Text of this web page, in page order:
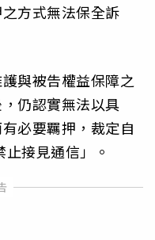
方式無法保全訴
與被告權益保障之
仍認實無法以具
必要羈押，裁定自
接見通信」。